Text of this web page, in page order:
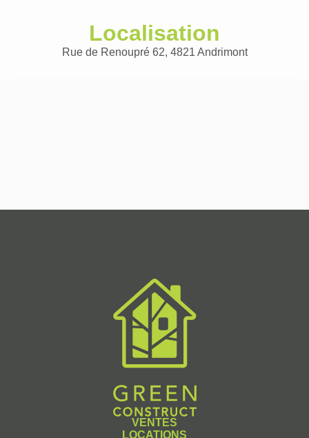
Localisation
Rue de Renoupré 62, 4821 Andrimont
VENTES
LOCATIONS